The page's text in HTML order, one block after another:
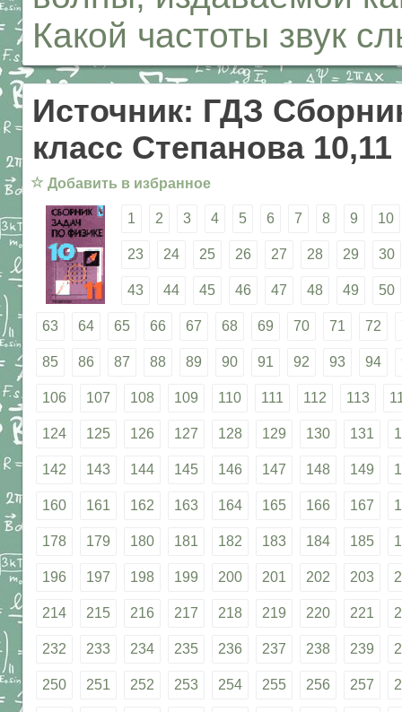
Какой частоты звук
Источник: ГДЗ
класс Степанова 10,11
☆ Добавить в избранное
1 2 3 4 5 6 7 8 9 10
23 24 25 26 27 28 29 30
43 44 45 46 47 48 49 50
63 64 65 66 67 68 69 70 71 72
85 86 87 88 89 90 91 92 93 94
106 107 108 109 110 111 112 113
124 125 126 127 128 129 130 131
142 143 144 145 146 147 148 149
160 161 162 163 164 165 166 167
178 179 180 181 182 183 184 185
196 197 198 199 200 201 202 203
214 215 216 217 218 219 220 221
232 233 234 235 236 237 238 239
250 251 252 253 254 255 256 257